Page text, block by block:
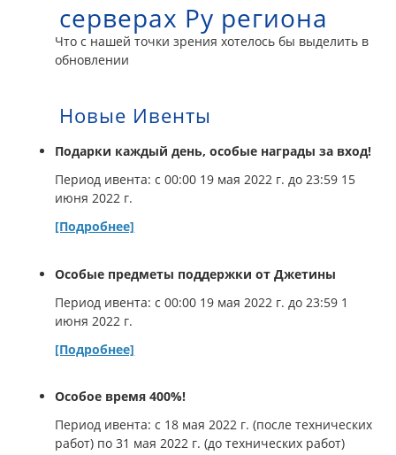
серверах Ру региона
Что с нашей точки зрения хотелось бы выделить в
обновлении
Новые Ивенты
Подарки каждый день, особые награды за вход!
Период ивента: с 00:00 19 мая 2022 г. до 23:59 15
июня 2022 г.
[Подробнее]
Особые предметы поддержки от Джетины
Период ивента: с 00:00 19 мая 2022 г. до 23:59 1
июня 2022 г.
[Подробнее]
Особое время 400%!
Период ивента: с 18 мая 2022 г. (после технических
работ) по 31 мая 2022 г. (до технических работ)